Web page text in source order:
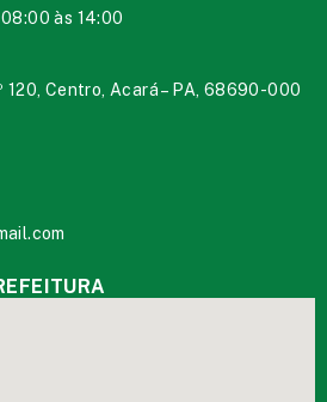
às 14:00
120, Centro, Acará – PA, 68690-000